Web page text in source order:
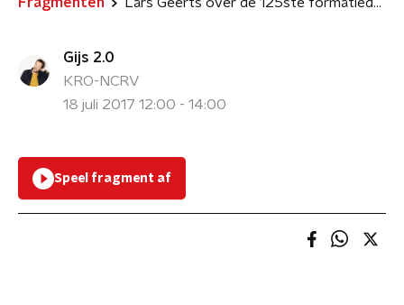
Gijs 2.0
KRO-NCRV
18 juli 2017 12:00 - 14:00
Speel fragment af